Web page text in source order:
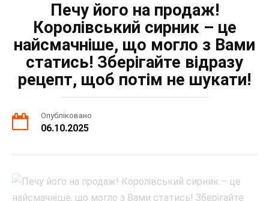
Печу його на продаж!
Королівський сирник – це
найсмачніше, що могло з Вами
статись! Зберігайте відразу
рецепт, щоб потім не шукати!
Опубліковано
06.10.2025